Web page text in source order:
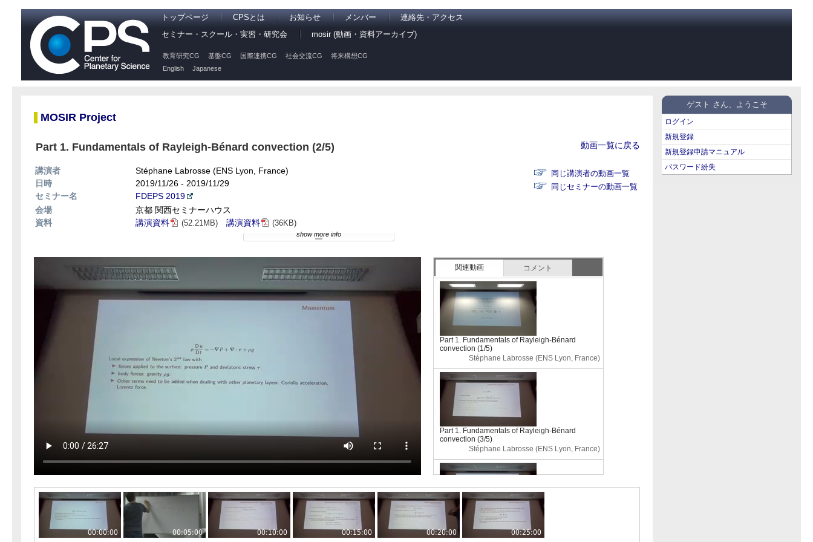
トップページ CPSとは お知らせ メンバー
連絡先・アクセス
セミナー・スクール・実習・研究会
mosir (動画・資料アーカイブ)
教育研究CG 基盤CG 国際連携CG 社会交流CG
将来構想CG
English
Japanese
ゲスト さん、ようこそ
ログイン
新規登録
新規登録申請マニュアル
パスワード紛失
MOSIR Project
動画一覧に戻る
Part 1. Fundamentals of Rayleigh-Bénard convection (2/5)
講演者
Stéphane Labrosse (ENS Lyon, France)
日時
2019/11/26 - 2019/11/29
セミナー名
FDEPS 2019
同じ講演者の動画一覧
同じセミナーの動画一覧
会場
京都 関西セミナーハウス
資料
講演資料 (52.21MB) 講演資料 (36KB)
show more info
関連動画 コメント
Part 1. Fundamentals of Rayleigh-Bénard
convection (1/5)
Stéphane Labrosse (ENS Lyon, France)
Part 1. Fundamentals of Rayleigh-Bénard
convection (3/5)
Stéphane Labrosse (ENS Lyon, France)
Part 1. Fundamentals of Rayleigh-Bénard
convection (4/5)
Stéphane Labrosse (ENS Lyon, France)
00:00:00 00:05:00 00:10:00 00:15:00 00:20:00 00:25:00